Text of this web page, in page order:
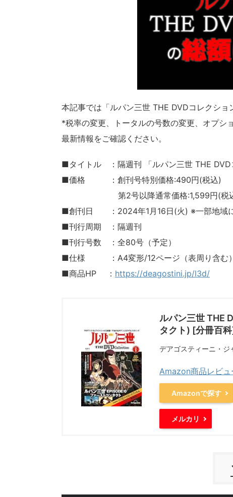
本記事では「ルパン三世 THE DVDコレクショ
*税率の変更、トータルの号数の変更、オプシ
最新情報をご確認ください。
■タイトル ：隔週刊 「ルパン三世 THE DVD
■価格 ：創刊号特別価格:490円(税込)
第2号以降通常価格:1,599円(税
■創刊日 ：2024年1月16日(火) ※一部地域
■刊行周期 ：隔週刊
■刊行号数 ：全80号（予定）
■仕様 ：A4変形/12ページ（表周り含む）
■商品HP ： https://deagostini.jp/l3d/
ルパン三世 THE
タクト) [分冊百
デアゴスティーニ・ジ
Amazon商品レビュ
Amazonで探す
メルカリ